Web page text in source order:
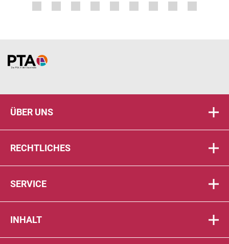
Home
ÜBER UNS
RECHTLICHES
SERVICE
INHALT